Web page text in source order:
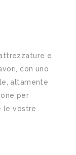
e
con uno
altamente
per
le vostre